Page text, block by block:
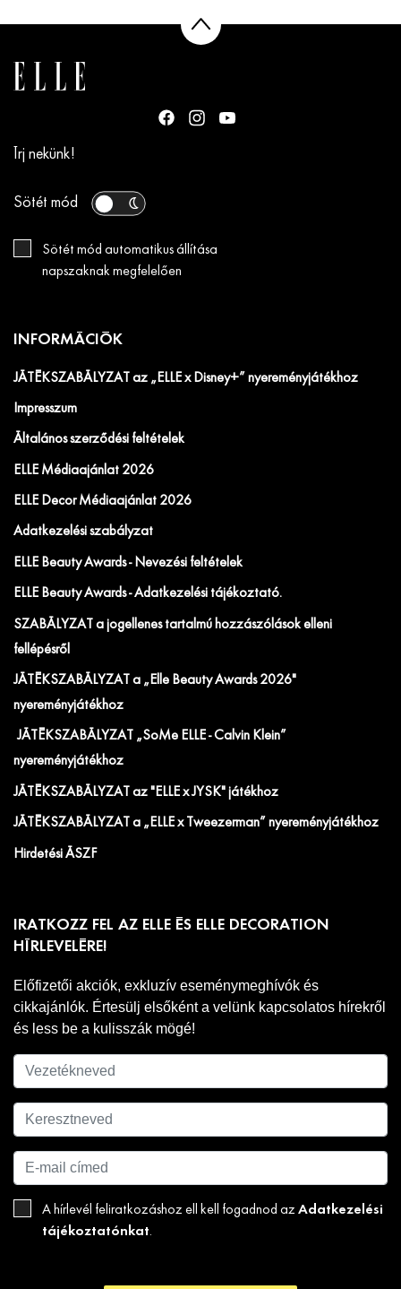
Írj nekünk!
Sötét mód
Sötét mód automatikus állítása
napszaknak megfelelően
INFORMÁCIÓK
JÁTÉKSZABÁLYZAT az „ELLE x Disney+” nyereményjátékhoz
Impresszum
Általános szerződési feltételek
ELLE Médiaajánlat 2026
ELLE Decor Médiaajánlat 2026
Adatkezelési szabályzat
ELLE Beauty Awards - Nevezési feltételek
ELLE Beauty Awards - Adatkezelési tájékoztató.
SZABÁLYZAT a jogellenes tartalmú hozzászólások elleni
fellépésről
JÁTÉKSZABÁLYZAT a „Elle Beauty Awards 2026"
nyereményjátékhoz
JÁTÉKSZABÁLYZAT „SoMe ELLE - Calvin Klein”
nyereményjátékhoz
JÁTÉKSZABÁLYZAT az "ELLE x JYSK" játékhoz
JÁTÉKSZABÁLYZAT a „ELLE x Tweezerman” nyereményjátékhoz
Hirdetési ÁSZF
IRATKOZZ FEL AZ ELLE ÉS ELLE DECORATION
HÍRLEVELÉRE!
Előfizetői akciók, exkluzív eseménymeghívók és
cikkajánlók. Értesülj elsőként a velünk kapcsolatos hírekről
és less be a kulisszák mögé!
A hírlevél feliratkozáshoz ell kell fogadnod az Adatkezelési
tájékoztatónkat.